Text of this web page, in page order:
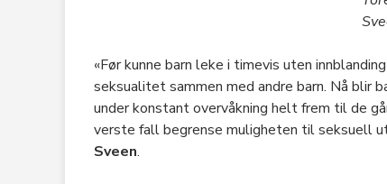
«Før kunne barn leke i timevis uten
seksualitet sammen med andre barn. Nå blir
under konstant overvåkning helt frem til de
verste fall begrense muligheten til seksuell
Sveen.